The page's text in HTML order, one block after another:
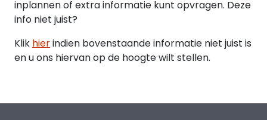
- Vloerverwarming begane grond en souterrain,
overige voorzieningen;
- Uitgebreide elektrische installatie;
- Moderne keukeninstallatie met
inplannen of extra informatie kunt opvragen. Deze
info niet juist?
Klik hierindien bovenstaande informatie niet juist is
en u ons hiervan op de hoogte wilt stellen.